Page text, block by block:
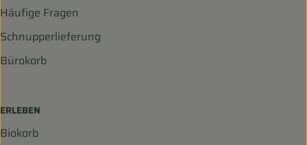
Häufige Fragen
Schnupperlieferung
Bürokorb
ERLEBEN
Biokorb